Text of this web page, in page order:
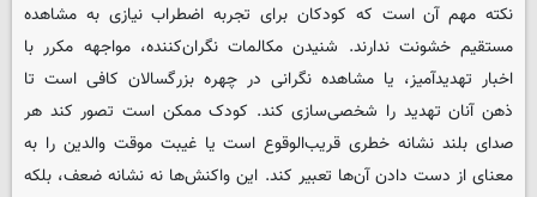
نکته مهم آن است که کودکان برای تجربه اضطراب نیازی به مشاهده
مستقیم خشونت ندارند. شنیدن مکالمات نگران‌کننده، مواجهه مکرر با
اخبار تهدیدآمیز، یا مشاهده نگرانی در چهره بزرگسالان کافی است تا
ذهن آنان تهدید را شخصی‌سازی کند. کودک ممکن است تصور کند هر
صدای بلند نشانه خطری قریب‌الوقوع است یا غیبت موقت والدین را به
معنای از دست دادن آن‌ها تعبیر کند. این واکنش‌ها نه نشانه ضعف، بلکه